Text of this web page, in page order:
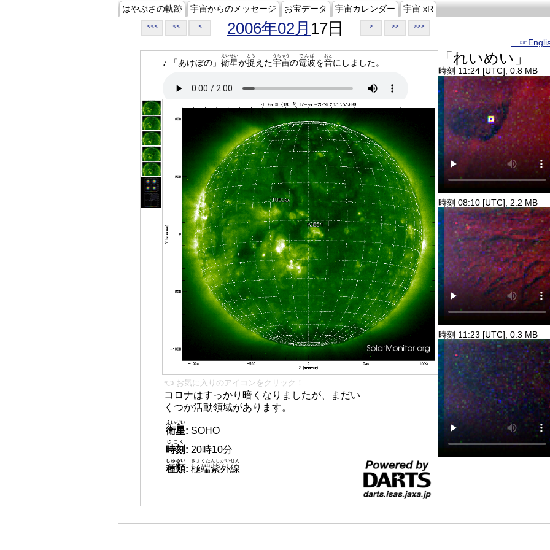
はやぶさの軌跡 宇宙からのメッセージ お宝データ 宇宙カレンダー 宇宙 xR
<<< << < 2006年02月 17日 > >> >>>
♪ 「あけぼの」 衛星
えいせい
が捉
とら
えた宇宙
うちゅう
の電波
でんぱ
を音
おと
にしました。
👈 お気に入りのアイコンをクリック！
コロナはすっかり暗くなりましたが、まだい
くつか活動領域があります。
衛星
えいせい
: SOHO
時刻
じこく
: 20時10分
種類
しゅるい
: 極端紫外線
きょくたんしがいせん
「れいめい」
時刻 11:24 [UTC], 0.8 MB
時刻 08:10 [UTC], 2.2 MB
時刻 11:23 [UTC], 0.3 MB